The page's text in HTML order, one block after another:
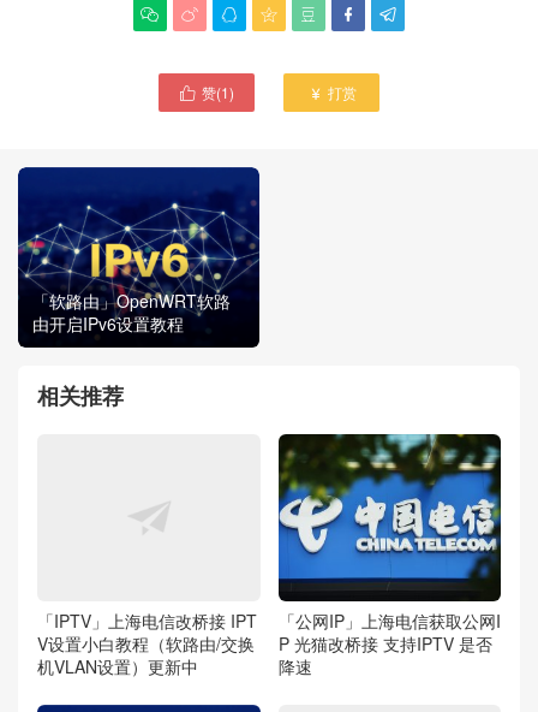
      
 赞(1)  打赏
「软路由」OpenWRT软路
由开启IPv6设置教程
相关推荐
「IPTV」上海电信改桥接 IPT
V设置小白教程（软路由/交换
机VLAN设置）更新中
「公网IP」上海电信获取公网I
P 光猫改桥接 支持IPTV 是否
降速